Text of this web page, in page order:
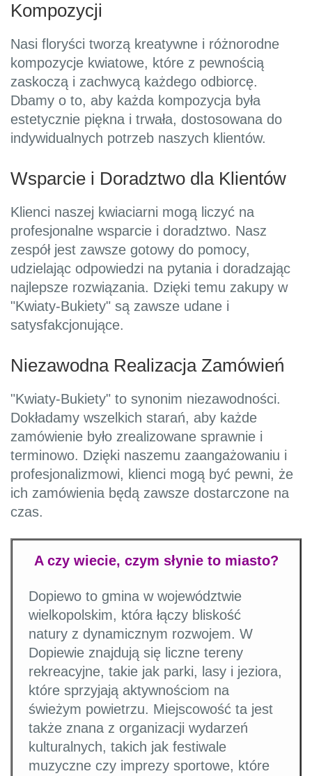
Kompozycji
Nasi floryści tworzą kreatywne i różnorodne
kompozycje kwiatowe, które z pewnością
zaskoczą i zachwycą każdego odbiorcę.
Dbamy o to, aby każda kompozycja była
estetycznie piękna i trwała, dostosowana do
indywidualnych potrzeb naszych klientów.
Wsparcie i Doradztwo dla Klientów
Klienci naszej kwiaciarni mogą liczyć na
profesjonalne wsparcie i doradztwo. Nasz
zespół jest zawsze gotowy do pomocy,
udzielając odpowiedzi na pytania i doradzając
najlepsze rozwiązania. Dzięki temu zakupy w
"Kwiaty-Bukiety" są zawsze udane i
satysfakcjonujące.
Niezawodna Realizacja Zamówień
"Kwiaty-Bukiety" to synonim niezawodności.
Dokładamy wszelkich starań, aby każde
zamówienie było zrealizowane sprawnie i
terminowo. Dzięki naszemu zaangażowaniu i
profesjonalizmowi, klienci mogą być pewni, że
ich zamówienia będą zawsze dostarczone na
czas.
A czy wiecie, czym słynie to miasto?
Dopiewo to gmina w województwie
wielkopolskim, która łączy bliskość
natury z dynamicznym rozwojem. W
Dopiewie znajdują się liczne tereny
rekreacyjne, takie jak parki, lasy i jeziora,
które sprzyjają aktywnościom na
świeżym powietrzu. Miejscowość ta jest
także znana z organizacji wydarzeń
kulturalnych, takich jak festiwale
muzyczne czy imprezy sportowe, które